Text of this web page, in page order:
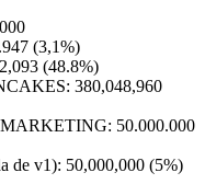
(3,1%)
(48.8%)
380,048,960
50.000.000
de v1): 50,000,000 (5%)